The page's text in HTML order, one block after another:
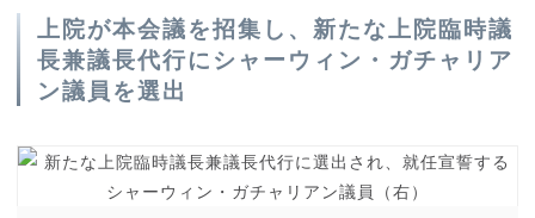
上院が本会議を招集し、新たな上院臨時議
長兼議長代行にシャーウィン・ガチャリア
ン議員を選出